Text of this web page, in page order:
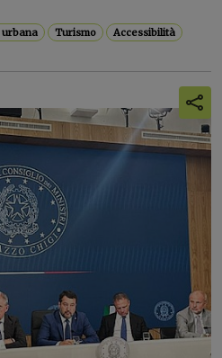
Turismo Accessibilità